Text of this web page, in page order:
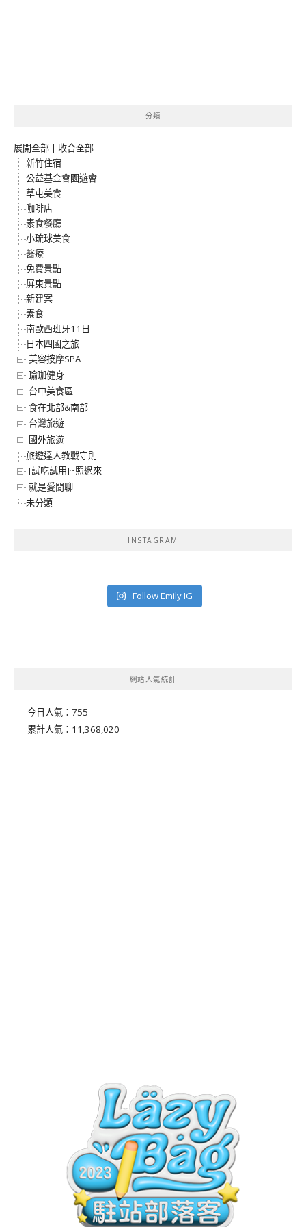
分類
展開全部 | 收合全部
新竹住宿
公益基金會園遊會
草屯美食
咖啡店
素食餐廳
小琉球美食
醫療
免費景點
屏東景點
新建案
素食
南歐西班牙11日
日本四國之旅
美容按摩SPA
瑜珈健身
台中美食區
食在北部&南部
台灣旅遊
國外旅遊
旅遊達人教戰守則
[試吃試用]~照過來
就是愛閒聊
未分類
INSTAGRAM
Follow Emily IG
網站人氣統計
今日人氣： 755
累計人氣： 11,368,020